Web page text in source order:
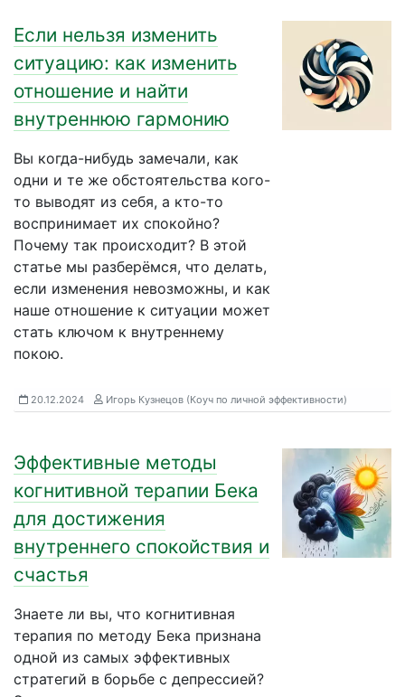
Если нельзя изменить
ситуацию: как изменить
отношение и найти
внутреннюю гармонию
Вы когда-нибудь замечали, как
одни и те же обстоятельства кого-
то выводят из себя, а кто-то
воспринимает их спокойно?
Почему так происходит? В этой
статье мы разберёмся, что делать,
если изменения невозможны, и как
наше отношение к ситуации может
стать ключом к внутреннему
покою.
20.12.2024 Игорь Кузнецов (Коуч по личной эффективности)
Эффективные методы
когнитивной терапии Бека
для достижения
внутреннего спокойствия и
счастья
Знаете ли вы, что когнитивная
терапия по методу Бека признана
одной из самых эффективных
стратегий в борьбе с депрессией?